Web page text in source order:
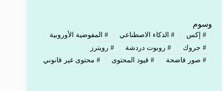
وسوم
#إكس #الذكاء الاصطناعي # المفوضية الأوروبية
#جروك #روبوت دردشة # رويترز
#صور فاضحة #قيود المحتوى # محتوى غير قانوني